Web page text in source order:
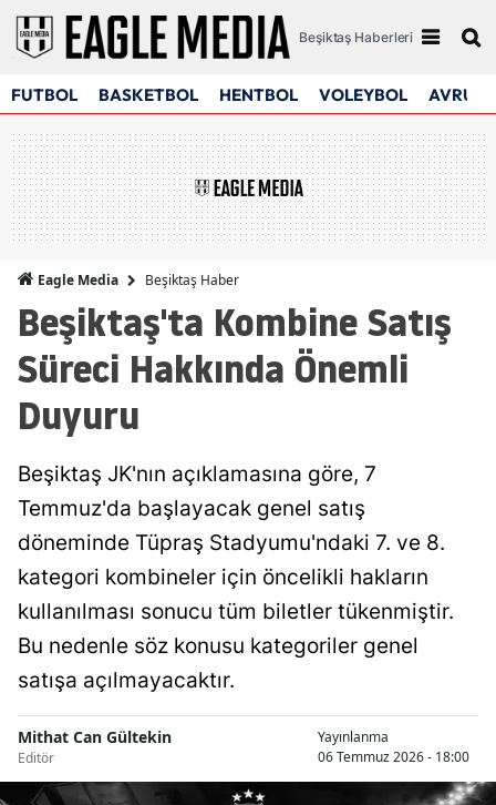
Beşiktaş Haberleri
FUTBOL BASKETBOL HENTBOL VOLEYBOL
Eagle Media Beşiktaş Haber
Beşiktaş'ta Kombine Satış
Süreci Hakkında Önemli
Duyuru
Beşiktaş JK'nın açıklamasına göre, 7
Temmuz'da başlayacak genel satış
döneminde Tüpraş Stadyumu'ndaki 7. ve 8.
kategori kombineler için öncelikli hakların
kullanılması sonucu tüm biletler tükenmiştir.
Bu nedenle söz konusu kategoriler genel
satışa açılmayacaktır.
Mithat Can Gültekin
Editör
Yayınlanma
06 Temmuz 2026 - 18:00